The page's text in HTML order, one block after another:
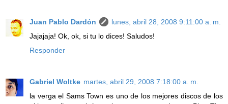
Juan Pablo Dardón
lunes, abril 28, 2008 9:11:00 a. m.
Jajajaja! Ok, ok, si tu lo dices! Saludos!
Responder
Gabriel Woltke martes, abril 29, 2008 7:18:00 a. m.
la verga el Sams Town es uno de los mejores discos de los